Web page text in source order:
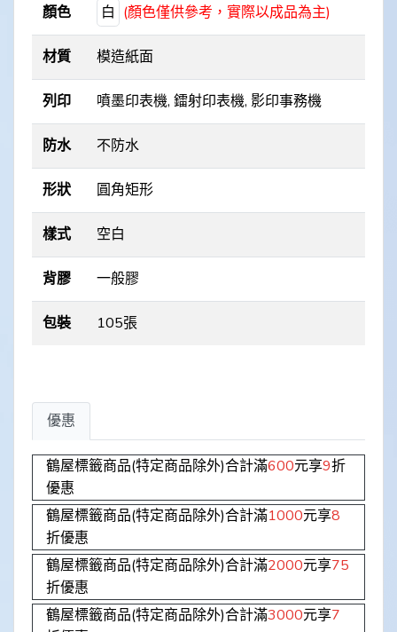
顏色 白 (顏色僅供參考，實際以成品為主)
材質 模造紙面
列印 噴墨印表機, 鐳射印表機, 影印事務機
防水 不防水
形狀 圓角矩形
樣式 空白
背膠 一般膠
包裝 105張
優惠
鶴屋標籤商品(特定商品除外)合計滿600元享9折
優惠
鶴屋標籤商品(特定商品除外)合計滿1000元享8
折優惠
鶴屋標籤商品(特定商品除外)合計滿2000元享75
折優惠
鶴屋標籤商品(特定商品除外)合計滿3000元享7